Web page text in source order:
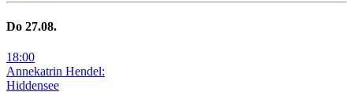
Do 27.08.
18:00
Annekatrin Hendel:
Hiddensee